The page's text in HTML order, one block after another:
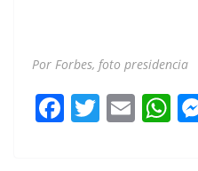
Por Forbes, foto presidencia
F T E W